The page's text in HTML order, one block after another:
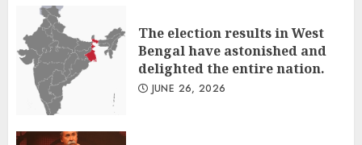
The election results in West
Bengal have astonished and
delighted the entire nation.
JUNE 26, 2026